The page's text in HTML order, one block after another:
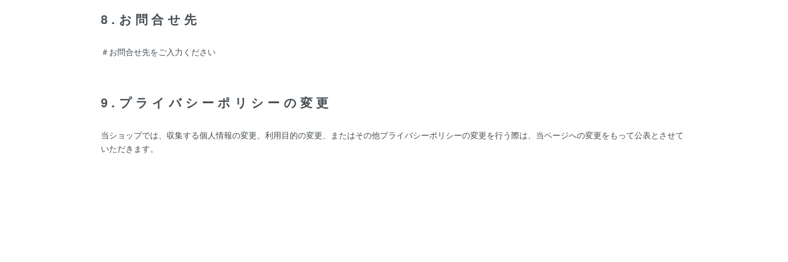
8.お問合せ先
＃お問合せ先をご入力ください
9.プライバシーポリシーの変更
当ショップでは、収集する個人情報の変更、利用目的の変更、またはその他プライバシーポリシーの変更を行う際は、当ページへの変更をもって公表とさせて
いただきます。